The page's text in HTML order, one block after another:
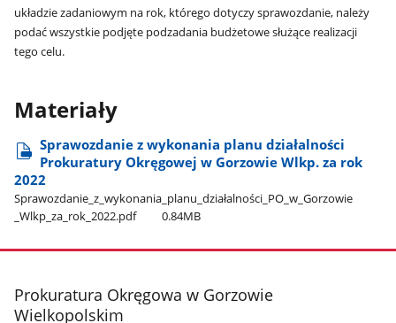
układzie zadaniowym na rok, którego dotyczy sprawozdanie, należy
podać wszystkie podjęte podzadania budżetowe służące realizacji
tego celu.
Materiały
Sprawozdanie z wykonania planu działalności
Prokuratury Okręgowej w Gorzowie Wlkp. za rok
2022
Sprawozdanie​_z​_wykonania​_planu​_działalności​_PO​_w​_Gorzowie​
_Wlkp​_za​_rok​_2022.pdf
0.84MB
stopka
Prokuratura Okręgowa w Gorzowie
Wielkopolskim